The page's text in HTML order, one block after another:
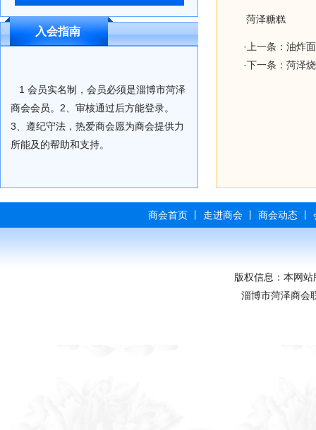
入会指南
1 会员实名制，会员必须是淄博市菏泽
商会会员。2、审核通过后方能登录。
3、遵纪守法，热爱商会愿为商会提供力
所能及的帮助和支持。
菏泽糖糕
· 上一条：油炸
·下一条：菏泽
商会首页丨 走进商会丨 商会动态丨
版权信息：本网
淄博市菏泽商